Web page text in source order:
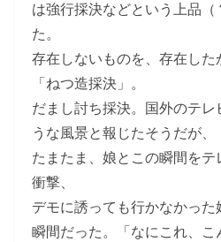
は強行採決などという上品
た。
存在しないものを、存在した
「ねつ造採決」。
だまし討ち採決。国外のテ
うな風景と報じたそうだが、
たまたま、娘とこの瞬間を
衝撃、
デモに誘っても行かなかっ
瞬間だった。「なにこれ、